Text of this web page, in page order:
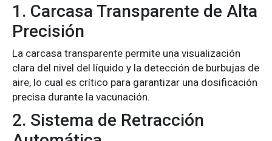
1. Carcasa Transparente de Alta
Precisión
La carcasa transparente permite una visualización
clara del nivel del líquido y la detección de burbujas de
aire, lo cual es crítico para garantizar una dosificación
precisa durante la vacunación.
2. Sistema de Retracción